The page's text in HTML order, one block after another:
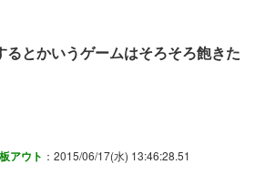
るとかいうゲームはそろそろ飽きた
アウト ：2015/06/17(水) 13:46:28.51